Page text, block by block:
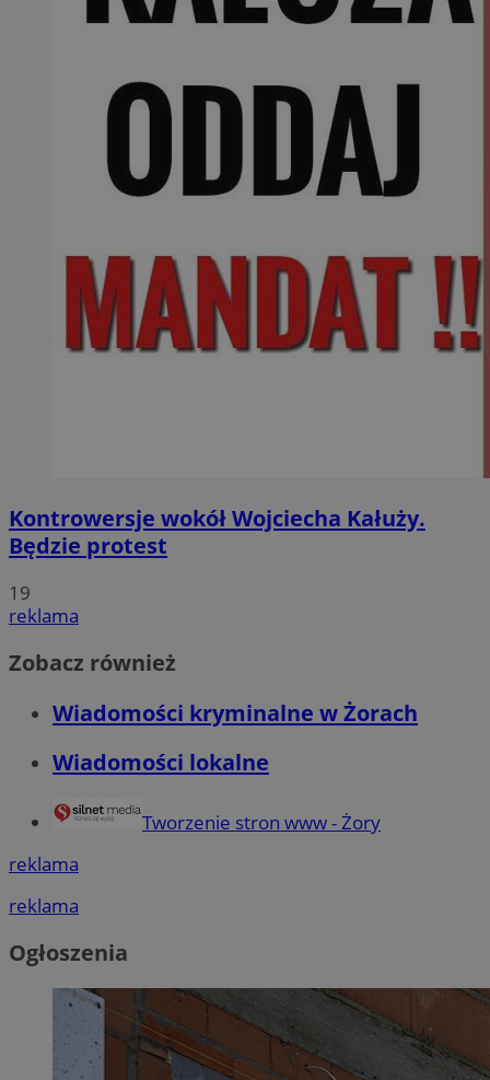
Kontrowersje wokół Wojciecha Kałuży.
Będzie protest
19
reklama
Zobacz również
Wiadomości kryminalne w Żorach
Wiadomości lokalne
Tworzenie stron www - Żory
reklama
reklama
Ogłoszenia